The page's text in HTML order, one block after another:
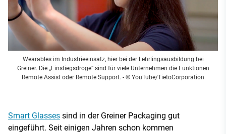
Wearables im Industrieeinsatz, hier bei der Lehrlingsausbildung bei
Greiner. Die „Einstiegsdroge“ sind für viele Unternehmen die Funktionen
Remote Assist oder Remote Support. - © YouTube/TietoCorporation
Smart Glasses sind in der Greiner Packaging gut
eingeführt. Seit einigen Jahren schon kommen